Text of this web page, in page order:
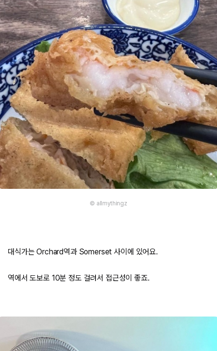
© allmythingz
대식가는 Orchard역과 Somerset 사이에 있어요.
역에서 도보로 10분 정도 걸려서 접근성이 좋죠.